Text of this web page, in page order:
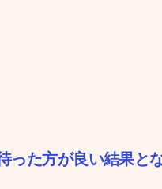
た方が良い結果とな